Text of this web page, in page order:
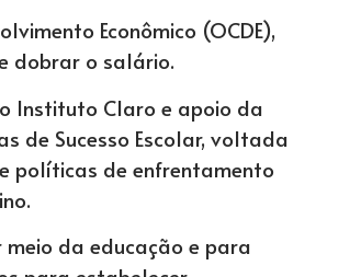
Econômico (OCDE),
dobrar o salário.
Instituto Claro e apoio da
de Sucesso Escolar, voltada
políticas de enfrentamento
da educação e para